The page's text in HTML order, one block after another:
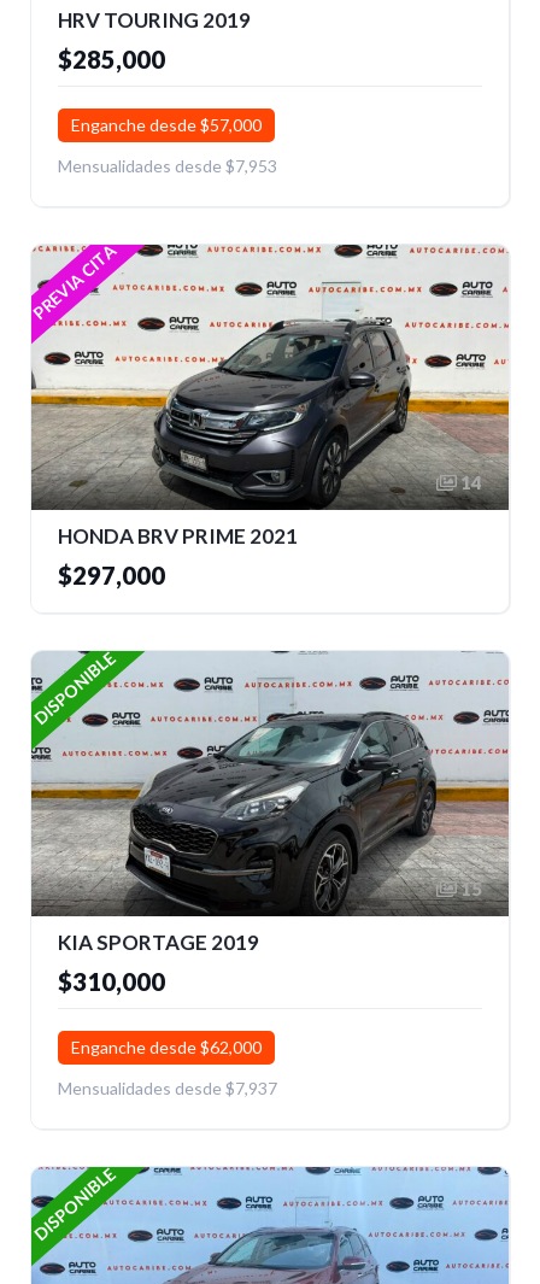
HRV TOURING 2019
$285,000
Enganche desde $57,000
Mensualidades desde $7,953
PREVIA CITA
14
HONDA BRV PRIME 2021
$297,000
DISPONIBLE
15
KIA SPORTAGE 2019
$310,000
Enganche desde $62,000
Mensualidades desde $7,937
DISPONIBLE